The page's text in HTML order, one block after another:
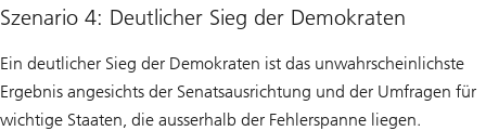
Szenario 4: Deutlicher Sieg der Demokraten
Ein deutlicher Sieg der Demokraten ist das unwahrscheinlichste
Ergebnis angesichts der Senatsausrichtung und der Umfragen für
wichtige Staaten, die ausserhalb der Fehlerspanne liegen.